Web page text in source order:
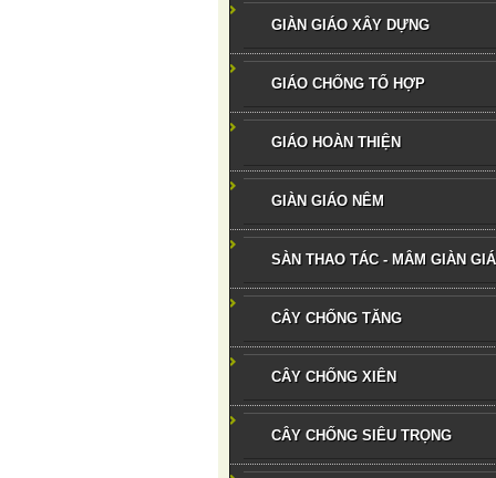
GIÀN GIÁO XÂY DỰNG
GIÁO CHỐNG TỔ HỢP
GIÁO HOÀN THIỆN
GIÀN GIÁO NÊM
SÀN THAO TÁC - MÂM GIÀN
CÂY CHỐNG TĂNG
CÂY CHỐNG XIÊN
CÂY CHỐNG SIÊU TRỌNG